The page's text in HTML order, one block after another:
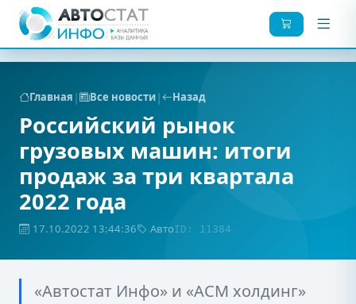
Главная | Все новости| Назад
Российский рынок
грузовых машин: итоги
продаж за три квартала
2022 года
17.10.2022 13:44:36 АвтоID: 11384
«Автостат Инфо» и «АСМ холдинг»